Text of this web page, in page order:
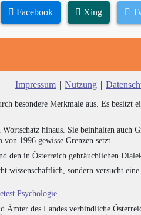
Facebook Xing
Impressum | Nutzung |
besondere Merkmale aus. Es besitzt
hinaus. Sie beinhalten
von 1996 gewisse Grenzen setzt.
den in Österreich gebräuchlichen
wissenschaftlich, sondern versucht
Psychologie
des Landes verbindliche